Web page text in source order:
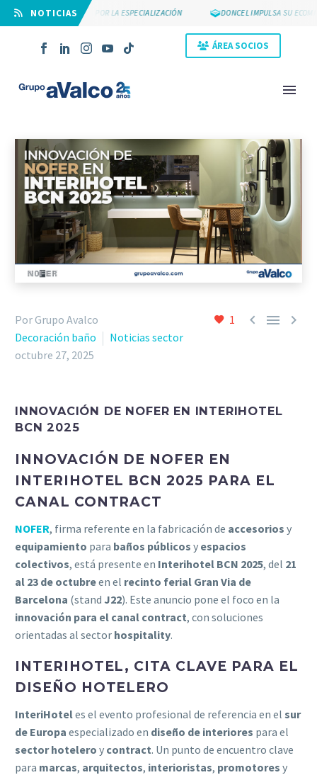
⠀NOTICIAS
SUYCAL 2000 APUESTA POR LA ESPECIALIZACIÓN DONCEL IMPULSA SU
ÁREA SOCIOS
1   
Por Grupo Avalco
Decoración baño
Noticias sector
octubre 27, 2025
INNOVACIÓN DE NOFER EN INTERIHOTEL
BCN 2025
INNOVACIÓN DE NOFER EN
INTERIHOTEL BCN 2025 PARA EL
CANAL CONTRACT
NOFER, firma referente en la fabricación de accesorios y
equipamiento para baños públicos y espacios
colectivos, está presente en Interihotel BCN 2025, del 21
al 23 de octubreen el recinto ferial Gran Via de
Barcelona (stand J22). Este anuncio pone el foco en la
innovación para el canal contract, con soluciones
orientadas al sector hospitality.
INTERIHOTEL, CITA CLAVE PARA EL
DISEÑO HOTELERO
InteriHoteles el evento profesional de referencia en el sur
de Europa especializado en diseño de interiores para el
sector hotelero y contract. Un punto de encuentro clave
para marcas, arquitectos, interioristas, promotores y